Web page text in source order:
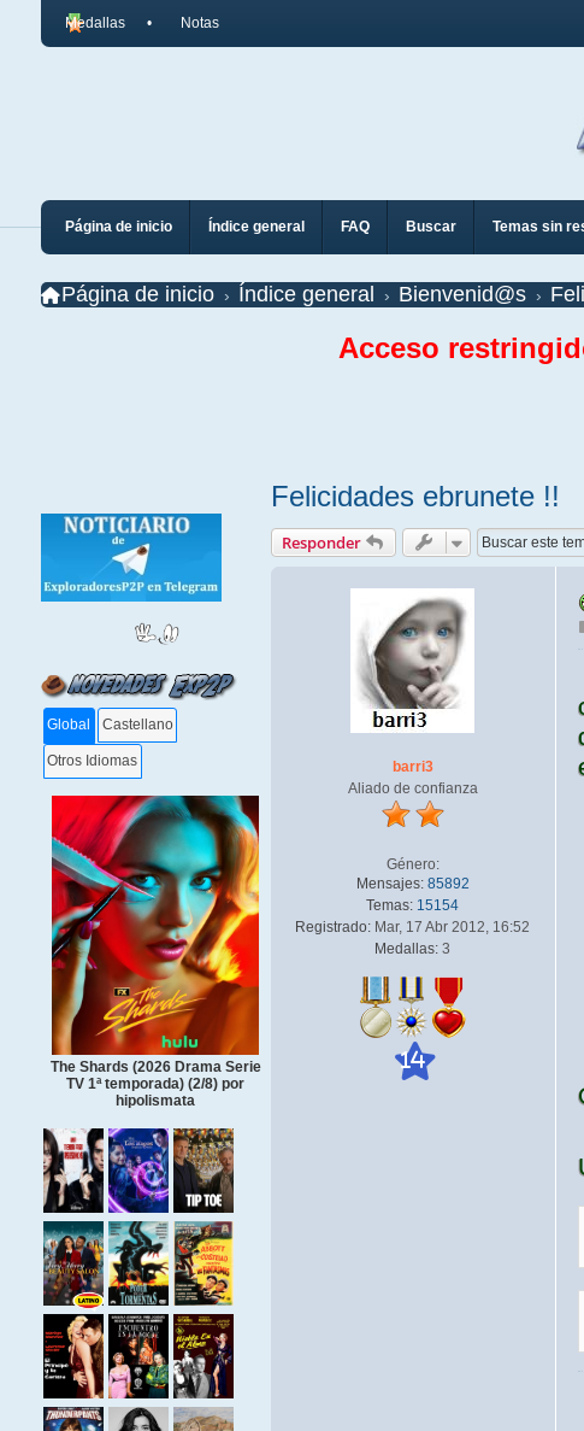
Medallas Notas
Página de inicio Índice general FAQ Buscar Temas sin
Página de inicio Índice general Bienvenid@s
Acceso
Global Castellano
Otros Idiomas
The Shards (2026 Drama Serie
TV 1ª temporada) (2/8) por
hipolismata
Felicidades ebrunete !!
Responder
barri3
Aliado de confianza
Género:
Mensajes: 85892
Temas: 15154
Registrado: Mar, 17 Abr 2012, 16:52
Medallas: 3
14